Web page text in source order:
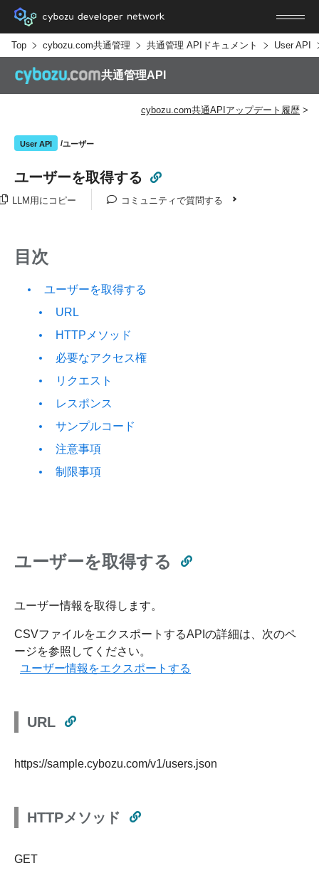
Top cybozu.com共通管理 共通管理 APIドキュメント User API
共通管理API
cybozu.com共通APIアップデート履歴
User API ユーザー
ユーザーを取得する
LLM用にコピー コミュニティで質問する
目次
ユーザーを取得する
URL
HTTPメソッド
必要なアクセス権
リクエスト
レスポンス
サンプルコード
注意事項
制限事項
ユーザーを取得する
ユーザー情報を取得します。
CSVファイルをエクスポートするAPIの詳細は、次のペ
ージを参照してください。
ユーザー情報をエクスポートする
URL
https://sample.cybozu.com/v1/users.json
HTTPメソッド
GET